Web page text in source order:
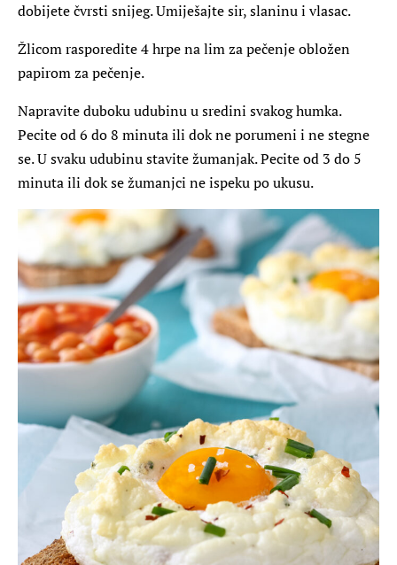
dobijete čvrsti snijeg. Umiješajte sir, slaninu i vlasac.
Žlicom rasporedite 4 hrpe na lim za pečenje obložen
papirom za pečenje.
Napravite duboku udubinu u sredini svakog humka.
Pecite od 6 do 8 minuta ili dok ne porumeni i ne stegne
se. U svaku udubinu stavite žumanjak. Pecite od 3 do 5
minuta ili dok se žumanjci ne ispeku po ukusu.